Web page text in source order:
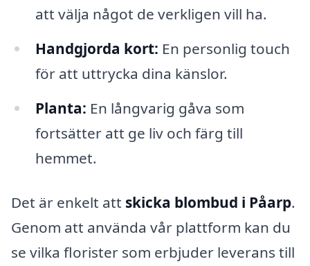
att välja något de verkligen vill ha.
Handgjorda kort: En personlig touch
för att uttrycka dina känslor.
Planta: En långvarig gåva som
fortsätter att ge liv och färg till
hemmet.
Det är enkelt att skicka blombud i Påarp.
Genom att använda vår plattform kan du
se vilka florister som erbjuder leverans till